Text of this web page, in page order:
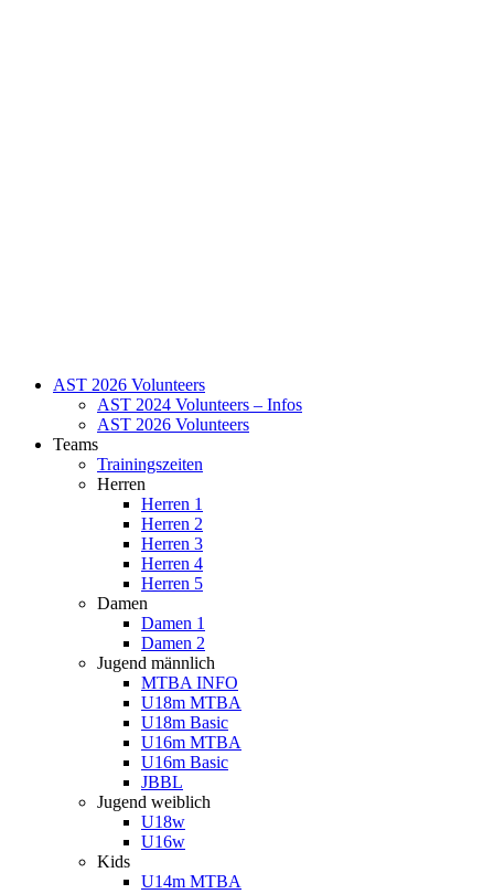
AST 2026 Volunteers
AST 2024 Volunteers – Infos
AST 2026 Volunteers
Teams
Trainingszeiten
Herren
Herren 1
Herren 2
Herren 3
Herren 4
Herren 5
Damen
Damen 1
Damen 2
Jugend männlich
MTBA INFO
U18m MTBA
U18m Basic
U16m MTBA
U16m Basic
JBBL
Jugend weiblich
U18w
U16w
Kids
U14m MTBA